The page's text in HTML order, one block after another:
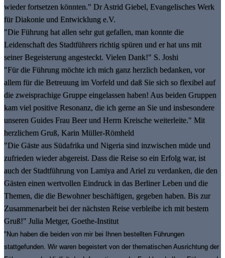
wieder fortsetzen könnten." Dr Astrid Giebel, Evangelisches Werk
für Diakonie und Entwicklung e.V.
"Die Führung hat allen sehr gut gefallen, man konnte die
Leidenschaft des Stadtführers richtig spüren und er hat uns mit
seiner Begeisterung angesteckt. Vielen Dank!" S. Joshi
"Für die Führung möchte ich mich ganz herzlich bedanken, vor
allem für die Betreuung im Vorfeld und daß Sie sich so flexibel auf
die zweisprachige Gruppe eingelassen haben! Aus beiden Gruppen
kam viel positive Resonanz, die ich gerne an Sie und insbesondere
unseren Guides Frau Beer und Herrn Kreische weiterleite." Mit
herzlichem Gruß, Karin Müller-Römheld
"Die Gäste aus Südafrika und Nigeria sind inzwischen müde und
zufrieden wieder abgereist. Dass die Reise so ein Erfolg war, ist
auch der Stadtführung von Lamiya and Ariel zu verdanken, die den
Gästen einen wertvollen Eindruck in das Berliner Leben und die
Themen, die die Bewohner beschäftigen, gegeben haben. Bis zur
Zusammenarbeit bei der nächsten Reise verbleibe ich mit bestem
Gruß!" Julia Metger, Goethe-Institut
"Nun haben die beiden von mir bei Ihnen bestellten Führungen
stattgefunden. Wir waren begeistert von der thematischen Ausrichtung der